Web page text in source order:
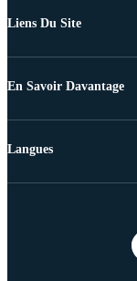
Liens Du Site
En Savoir Davantage
Langues